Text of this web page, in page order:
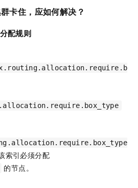
卡住，应如何解决？
配规则
索引必须分配
的节点。